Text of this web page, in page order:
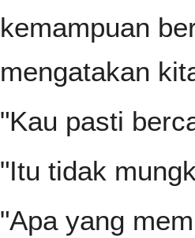
kemampuan
mengatakan
"Kau pasti
"Itu tidak
"Apa yang